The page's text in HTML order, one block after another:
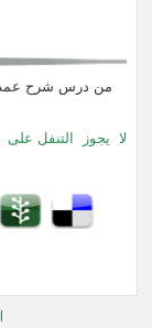
لا يجوز التنفل على